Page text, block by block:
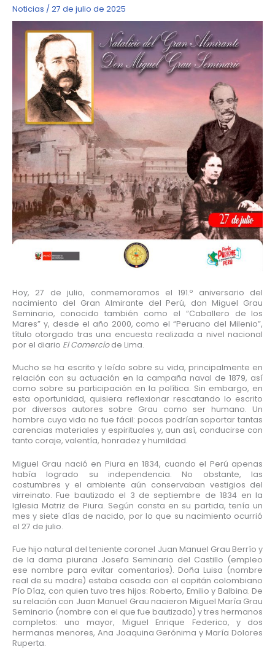
Noticias / 27 de julio de 2025
Hoy, 27 de julio, conmemoramos el 191.º aniversario del
nacimiento del Gran Almirante del Perú, don Miguel Grau
Seminario, conocido también como el “Caballero de los
Mares” y, desde el año 2000, como el “Peruano del Milenio”,
título otorgado tras una encuesta realizada a nivel nacional
por el diario El Comerciode Lima.
Mucho se ha escrito y leído sobre su vida, principalmente en
relación con su actuación en la campaña naval de 1879, así
como sobre su participación en la política. Sin embargo, en
esta oportunidad, quisiera reflexionar rescatando lo escrito
por diversos autores sobre Grau como ser humano. Un
hombre cuya vida no fue fácil: pocos podrían soportar tantas
carencias materiales y espirituales y, aun así, conducirse con
tanto coraje, valentía, honradez y humildad.
Miguel Grau nació en Piura en 1834, cuando el Perú apenas
había logrado su independencia. No obstante, las
costumbres y el ambiente aún conservaban vestigios del
virreinato. Fue bautizado el 3 de septiembre de 1834 en la
Iglesia Matriz de Piura. Según consta en su partida, tenía un
mes y siete días de nacido, por lo que su nacimiento ocurrió
el 27 de julio.
Fue hijo natural del teniente coronel Juan Manuel Grau Berrío y
de la dama piurana Josefa Seminario del Castillo (empleo
ese nombre para evitar comentarios). Doña Luisa (nombre
real de su madre) estaba casada con el capitán colombiano
Pío Díaz, con quien tuvo tres hijos: Roberto, Emilio y Balbina. De
su relación con Juan Manuel Grau nacieron Miguel María Grau
Seminario (nombre con el que fue bautizado) y tres hermanos
completos: uno mayor, Miguel Enrique Federico, y dos
hermanas menores, Ana Joaquina Gerónima y María Dolores
Ruperta.